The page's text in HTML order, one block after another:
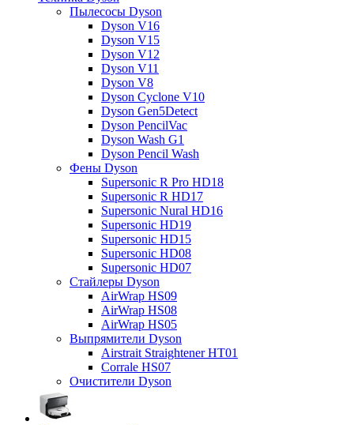
Пылесосы Dyson
Dyson V16
Dyson V15
Dyson V12
Dyson V11
Dyson V8
Dyson Cyclone V10
Dyson Gen5Detect
Dyson PencilVac
Dyson Wash G1
Dyson Pencil Wash
Фены Dyson
Supersonic R Pro HD18
Supersonic R HD17
Supersonic Nural HD16
Supersonic HD19
Supersonic HD15
Supersonic HD08
Supersonic HD07
Стайлеры Dyson
AirWrap HS09
AirWrap HS08
AirWrap HS05
Выпрямители Dyson
Airstrait Straightener HT01
Corrale HS07
Очистители Dyson